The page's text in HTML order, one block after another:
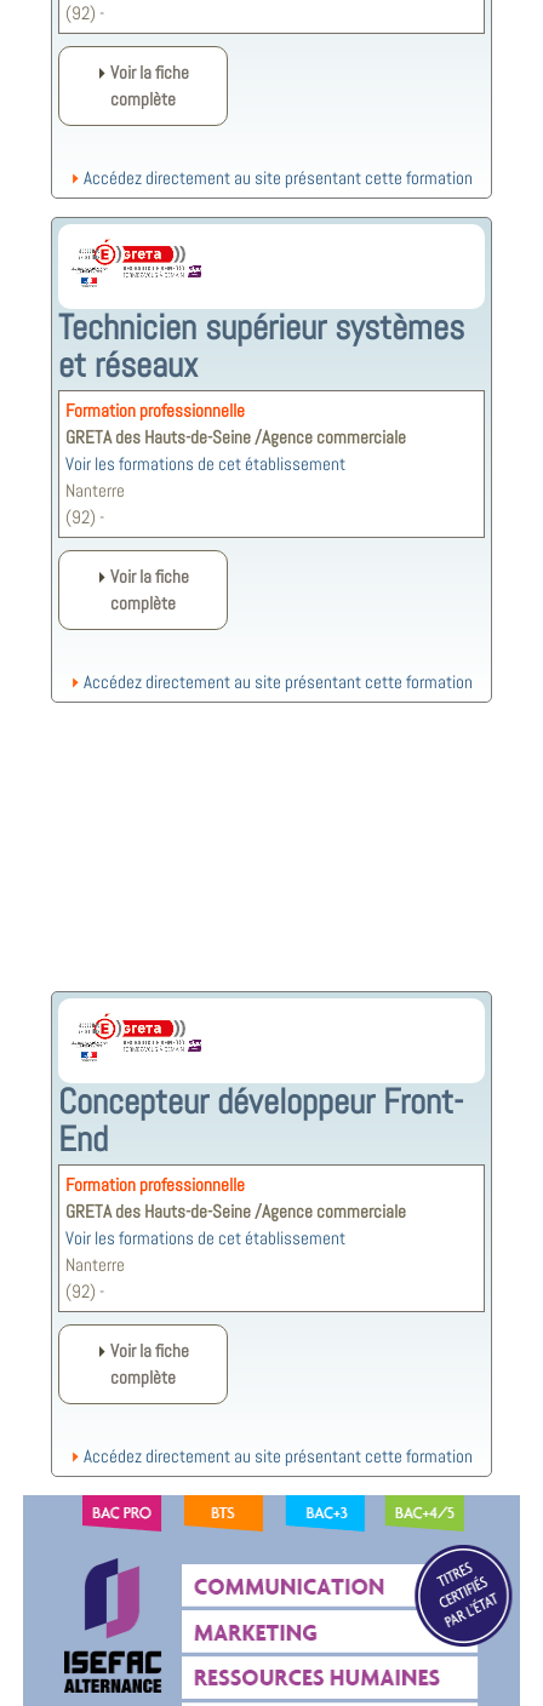
(92) -
Voir la fiche
complète
Accédez directement au site présentant cette formation
Technicien supérieur systèmes
et réseaux
Formation professionnelle
GRETA des Hauts-de-Seine /Agence commerciale
Voir les formations de cet établissement
Nanterre
(92) -
Voir la fiche
complète
Accédez directement au site présentant cette formation
Concepteur développeur Front-
End
Formation professionnelle
GRETA des Hauts-de-Seine /Agence commerciale
Voir les formations de cet établissement
Nanterre
(92) -
Voir la fiche
complète
Accédez directement au site présentant cette formation